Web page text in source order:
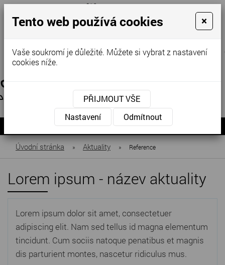
KONTAKTUJTE NÁS
KONTAKTUJTE NÁS
483
985
MENU
Úvodní stránka » Aktuality » Reference
Lorem ipsum - název aktuality
Lorem ipsum dolor sit amet, consectetuer
adipiscing elit. Nam sed tellus id magna elementum
tincidunt. Cum sociis natoque penatibus et magnis
dis parturient montes, nascetur ridiculus mus.
Tento web používá cookies ×
Vaše soukromí je důležité. Můžete si vybrat z nastavení
cookies níže.
PŘIJMOUT VŠE
Nastavení
Odmítnout